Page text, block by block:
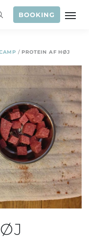
BOOKING
/ PROTEIN AF HØJ